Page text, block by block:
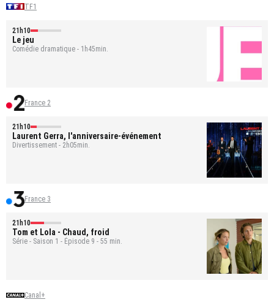
TF1
21h10
Le jeu
Comédie dramatique - 1h45min.
France 2
21h10
Laurent Gerra, l'anniversaire-événement
Divertissement - 2h05min.
France 3
21h10
Tom et Lola - Chaud, froid
Série - Saison 1 - Épisode 9 - 55 min.
Canal+